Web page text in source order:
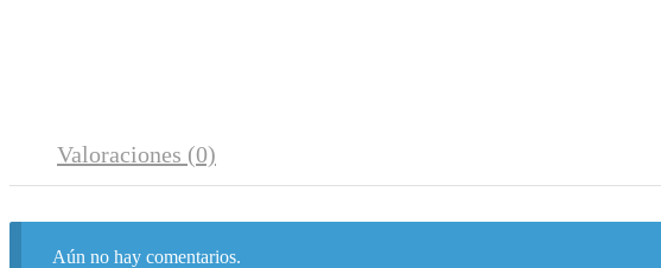
Valoraciones (0)
Aún no hay comentarios.